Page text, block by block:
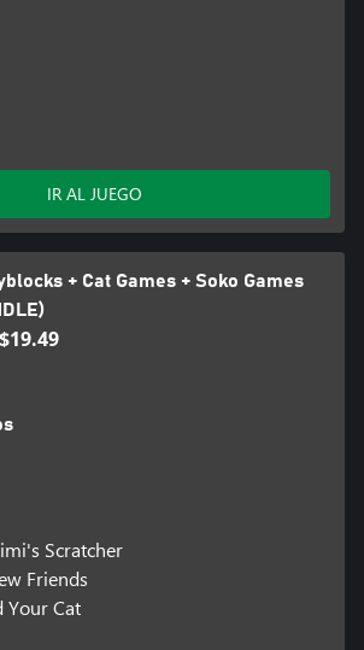
IR AL JUEGO
+ Cat Games + Soko Games
Scratcher
Friends
Your Cat